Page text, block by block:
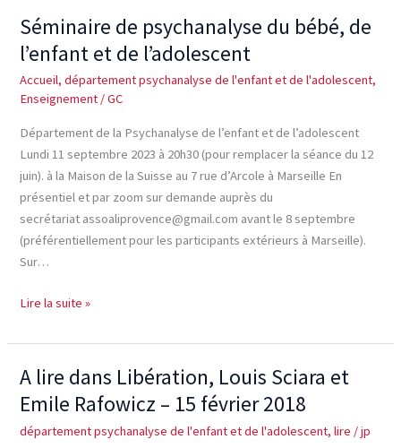
Séminaire de psychanalyse du bébé, de
l’enfant et de l’adolescent
Accueil,département psychanalyse de l'enfant et de l'adolescent,
Enseignement /GC
Département de la Psychanalyse de l’enfant et de l’adolescent
Lundi 11 septembre 2023 à 20h30 (pour remplacer la séance du 12
juin). à la Maison de la Suisse au 7 rue d’Arcole à Marseille En
présentiel et par zoom sur demande auprès du
secrétariat assoaliprovence@gmail.com avant le 8 septembre
(préférentiellement pour les participants extérieurs à Marseille).
Sur…
Séminaire
de
psychanalyse
du
bébé,
de
l’enfant
et
de
l’adolescent
Lire la suite »
A lire dans Libération, Louis Sciara et
Emile Rafowicz – 15 février 2018
département psychanalyse de l'enfant et de l'adolescent,lire /jp
A
lire
dans
Libération,